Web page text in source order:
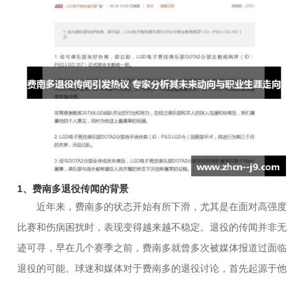
1、费南多退役传闻的背景
近年来，费南多的状态开始有所下滑，尤其是在面对高强度
比赛和伤病困扰时，表现变得越来越不稳定。退役的传闻并非无
迹可寻，早在几个赛季之前，费南多就曾多次被媒体报道过面临
退役的可能。球迷和媒体对于费南多的退役讨论，首先起源于他